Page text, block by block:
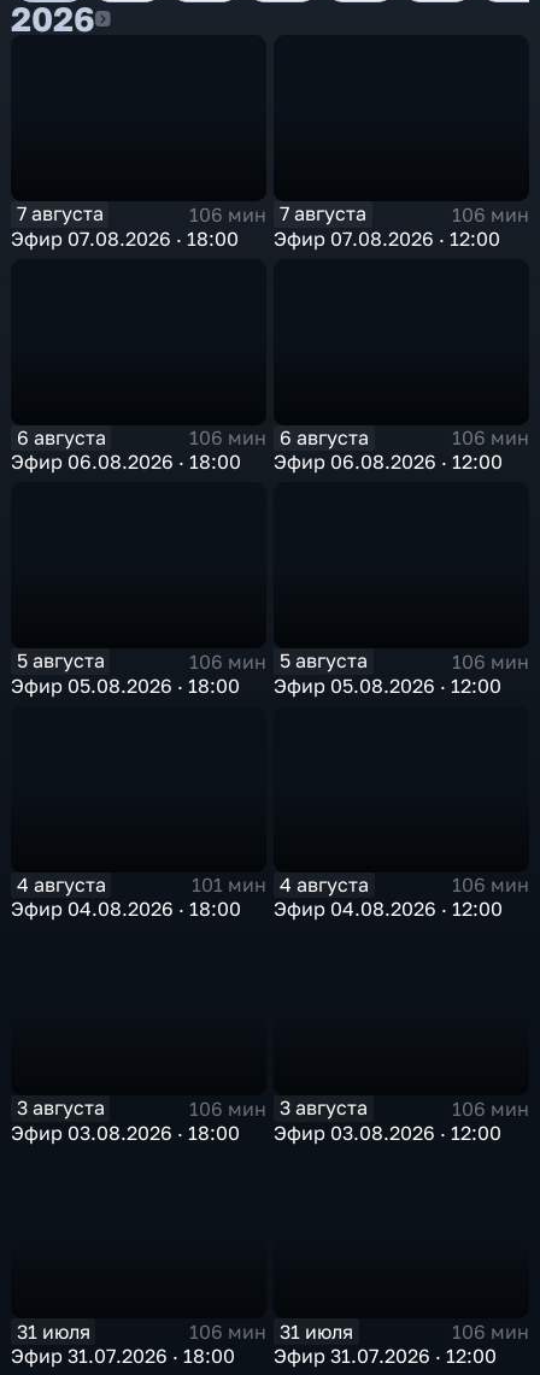
20262026
7 августа
106 мин
Эфир 07.08.2026 · 18:00
7 августа
106 мин
Эфир 07.08.2026 · 12:00
6 августа
106 мин
Эфир 06.08.2026 · 18:00
6 августа
106 мин
Эфир 06.08.2026 · 12:00
5 августа
106 мин
Эфир 05.08.2026 · 18:00
5 августа
106 мин
Эфир 05.08.2026 · 12:00
4 августа
101 мин
Эфир 04.08.2026 · 18:00
4 августа
106 мин
Эфир 04.08.2026 · 12:00
3 августа
106 мин
Эфир 03.08.2026 · 18:00
3 августа
106 мин
Эфир 03.08.2026 · 12:00
31 июля
106 мин
Эфир 31.07.2026 · 18:00
31 июля
106 мин
Эфир 31.07.2026 · 12:00